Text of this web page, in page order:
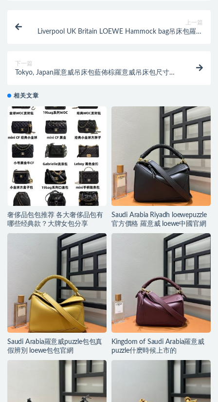
上一篇
Liverpool UK Britain LOEWE Hammock bag吊床包羅意
下一篇
Tokyo, Japan羅意威吊床包藍佈棕羅意威吊床包尺寸對
相关文章
奢侈品包包推荐 各大奢侈品包有
哪些经典款？大牌女包分享
Saudi Arabia Riyadh loewepuzzle
官方價格 羅意威 loewe中國官網
Saudi Arabia羅意威puzzle包包真
假辨別 loewe包包官網
Kingdom of Saudi Arabia羅意威
puzzle什麽時候上市的